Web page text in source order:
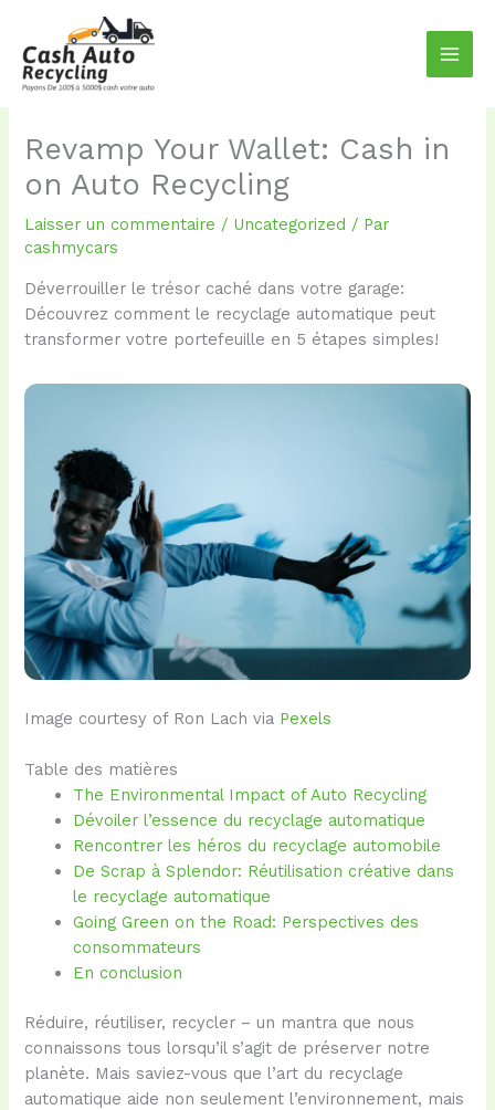
contenu
Revamp Your Wallet: Cash in
on Auto Recycling
Laisser un commentaire / Uncategorized / Par
cashmycars
Déverrouiller le trésor caché dans votre garage:
Découvrez comment le recyclage automatique peut
transformer votre portefeuille en 5 étapes simples!
Image courtesy of Ron Lach via Pexels
Table des matières
The Environmental Impact of Auto Recycling
Dévoiler l’essence du recyclage automatique
Rencontrer les héros du recyclage automobile
De Scrap à Splendor: Réutilisation créative dans
le recyclage automatique
Going Green on the Road: Perspectives des
consommateurs
En conclusion
Réduire, réutiliser, recycler – un mantra que nous
connaissons tous lorsqu’il s’agit de préserver notre
planète. Mais saviez-vous que l’art du recyclage
automatique aide non seulement l’environnement, mais